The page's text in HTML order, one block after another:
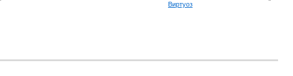
Виртуоз